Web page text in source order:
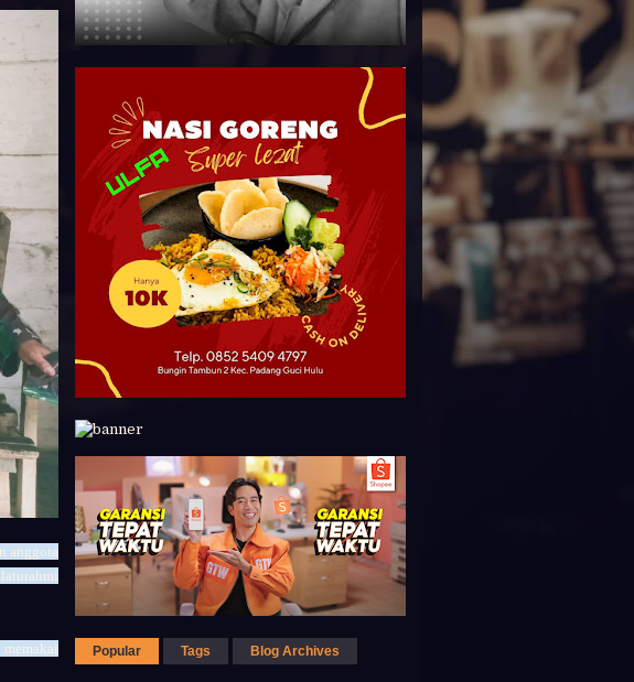
anggota
Popular Tags Blog Archives